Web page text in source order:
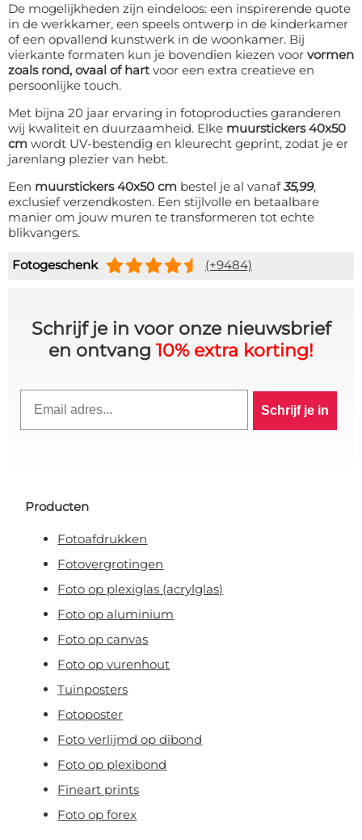
De mogelijkheden zijn eindeloos: een inspirerende quote
in de werkkamer, een speels ontwerp in de kinderkamer
of een opvallend kunstwerk in de woonkamer. Bij
vierkante formaten kun je bovendien kiezen voor vormen
zoals rond, ovaal of hartvoor een extra creatieve en
persoonlijke touch.
Met bijna 20 jaar ervaring in fotoproducties garanderen
wij kwaliteit en duurzaamheid. Elke muurstickers 40x50
cm wordt UV-bestendig en kleurecht geprint, zodat je er
jarenlang plezier van hebt.
Een muurstickers 40x50 cm bestel je al vanaf35,99,
exclusief verzendkosten. Een stijlvolle en betaalbare
manier om jouw muren te transformeren tot echte
blikvangers.
Fotogeschenk (+9484)
Schrijf je in voor onze nieuwsbrief
en ontvang 10% extra korting!
Schrijf je in
Producten
Fotoafdrukken
Fotovergrotingen
Foto op plexiglas (acrylglas)
Foto op aluminium
Foto op canvas
Foto op vurenhout
Tuinposters
Fotoposter
Foto verlijmd op dibond
Foto op plexibond
Fineart prints
Foto op forex